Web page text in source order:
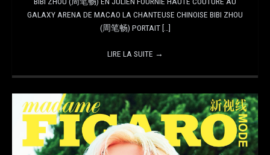
GALAXY ARENA DE MACAO LA CHANTEUSE CHINOISE BIBI ZHOU
(周笔畅) PORTAIT […]
LIRE LA SUITE →